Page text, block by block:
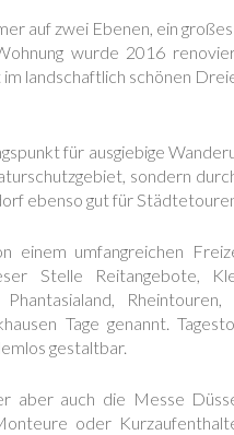
auf zwei Ebenen, ein
wurde 2016
landschaftlich schönen
für ausgiebige
sondern
ebenso gut für
einem umfangreichen
Stelle Reitangebote,
Tage genannt.
gestaltbar.
aber auch die Messe
oder